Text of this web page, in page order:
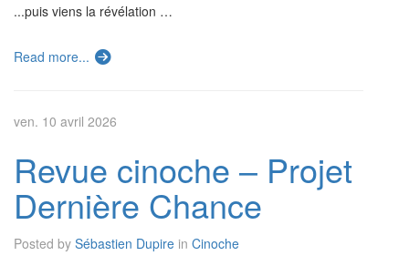
...puis viens la révélation …
Read more...
ven. 10 avril 2026
Revue cinoche – Projet
Dernière Chance
Posted by Sébastien Dupire in Cinoche